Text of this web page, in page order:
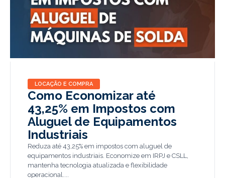
LOCAÇÃO E COMPRA
Como Economizar até
43,25% em Impostos com
Aluguel de Equipamentos
Industriais
Reduza até 43,25% em impostos com aluguel de
equipamentos industriais. Economize em IRPJ e CSLL,
mantenha tecnologia atualizada e flexibilidade
operacional....